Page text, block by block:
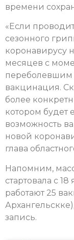
времени
«Если
сезонного
коронавирусу
месяцев с
переболевшим
вакцинация.
более
котором будет
возможность
новой
глава
Напомним,
стартовала с
работают 25
запись.